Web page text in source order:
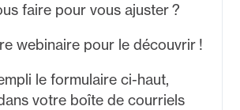
faire pour vous ajuster ?
webinaire pour le découvrir !
le formulaire ci-haut,
votre boîte de courriels